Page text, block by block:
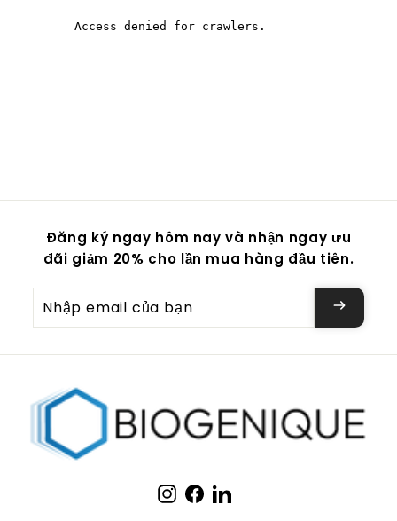
Đăng ký ngay hôm nay và nhận ngay ưu
đãi giảm 20% cho lần mua hàng đầu tiên.
Nhập
email
bạn
Instagram
Facebook
LinkedIn